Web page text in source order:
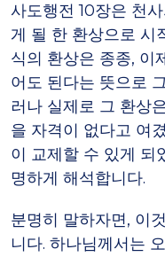
사도행전 10장은 천
게 될 한 환상으로 시
식의 환상은 종종, 이
어도 된다는 뜻으로
러나 실제로 그 환상
을 자격이 없다고 여
이 교제할 수 있게 되
명하게 해석합니다.
분명히 말하자면, 이
니다. 하나님께서는